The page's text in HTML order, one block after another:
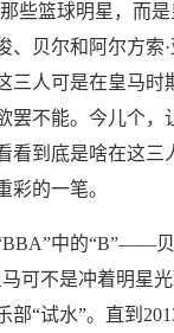
些篮球明星，而
贝尔和阿尔方索·
三人可是在皇马时
罢不能。今儿个，
看到底是啥在这三
彩的一笔。
中的“B”——贝
可不是冲着明星
部“试水”。直到